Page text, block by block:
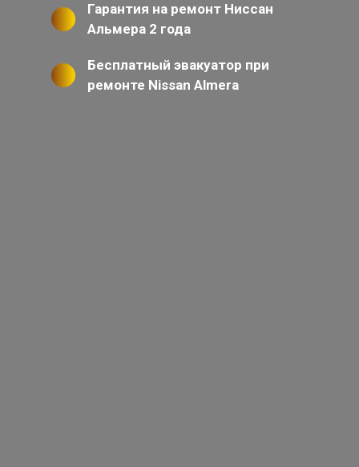
Гарантия на ремонт Ниссан
Альмера 2 года
Бесплатный эвакуатор при
ремонте Nissan Almera